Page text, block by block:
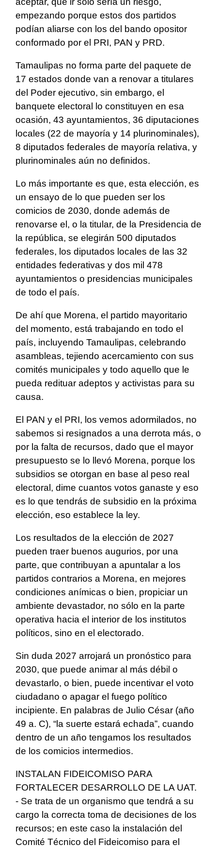
empezando porque estos dos partidos
podían aliarse con los del bando opositor
conformado por el PRI, PAN y PRD.
Tamaulipas no forma parte del paquete de
17 estados donde van a renovar a titulares
del Poder ejecutivo, sin embargo, el
banquete electoral lo constituyen en esa
ocasión, 43 ayuntamientos, 36 diputaciones
locales (22 de mayoría y 14 plurinominales),
8 diputados federales de mayoría relativa, y
plurinominales aún no definidos.
Lo más importante es que, esta elección, es
un ensayo de lo que pueden ser los
comicios de 2030, donde además de
renovarse el, o la titular, de la Presidencia de
la república, se elegirán 500 diputados
federales, los diputados locales de las 32
entidades federativas y dos mil 478
ayuntamientos o presidencias municipales
de todo el país.
De ahí que Morena, el partido mayoritario
del momento, está trabajando en todo el
país, incluyendo Tamaulipas, celebrando
asambleas, tejiendo acercamiento con sus
comités municipales y todo aquello que le
pueda redituar adeptos y activistas para su
causa.
El PAN y el PRI, los vemos adormilados, no
sabemos si resignados a una derrota más, o
por la falta de recursos, dado que el mayor
presupuesto se lo llevó Morena, porque los
subsidios se otorgan en base al peso real
electoral, dime cuantos votos ganaste y eso
es lo que tendrás de subsidio en la próxima
elección, eso establece la ley.
Los resultados de la elección de 2027
pueden traer buenos augurios, por una
parte, que contribuyan a apuntalar a los
partidos contrarios a Morena, en mejores
condiciones anímicas o bien, propiciar un
ambiente devastador, no sólo en la parte
operativa hacia el interior de los institutos
políticos, sino en el electorado.
Sin duda 2027 arrojará un pronóstico para
2030, que puede animar al más débil o
devastarlo, o bien, puede incentivar el voto
ciudadano o apagar el fuego político
incipiente. En palabras de Julio César (año
49 a. C), “la suerte estará echada”, cuando
dentro de un año tengamos los resultados
de los comicios intermedios.
INSTALAN FIDEICOMISO PARA
FORTALECER DESARROLLO DE LA UAT.
- Se trata de un organismo que tendrá a su
cargo la correcta toma de decisiones de los
recursos; en este caso la instalación del
Comité Técnico del Fideicomiso para el